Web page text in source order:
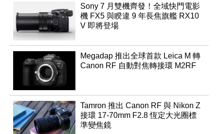
Sony 7 月雙機齊發！全域快門電影
機 FX5 與睽違 9 年長焦旗艦 RX10
V 即將登場
Megadap 推出全球首款 Leica M 轉
Canon RF 自動對焦轉接環 M2RF
Tamron 推出 Canon RF 與 Nikon Z
接環 17-70mm F2.8 恆定大光圈標
準變焦鏡